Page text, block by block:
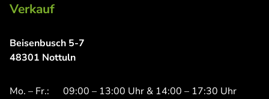
Verkauf
Beisenbusch 5-7
48301 Nottuln
Mo. – Fr.:
09:00 – 13:00 Uhr & 14:00 – 17:30 Uhr